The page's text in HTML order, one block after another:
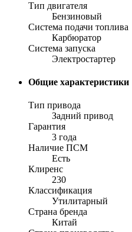
Тип двигателя
Бензиновый
Система подачи топлива
Карбюратор
Система запуска
Электростартер
Общие характеристики
Тип привода
Задний привод
Гарантия
3 года
Наличие ПСМ
Есть
Клиренс
230
Классификация
Утилитарный
Страна бренда
Китай